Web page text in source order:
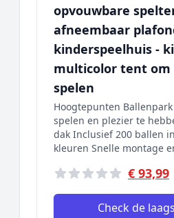
opvouwbare
afneembaar
kinderspeelhuis -
multicolor tent om
spelen
Hoogtepunten
spelen en plezier te
dak Inclusief 200 ballen
kleuren Snelle montage
€ 93,99
Check de